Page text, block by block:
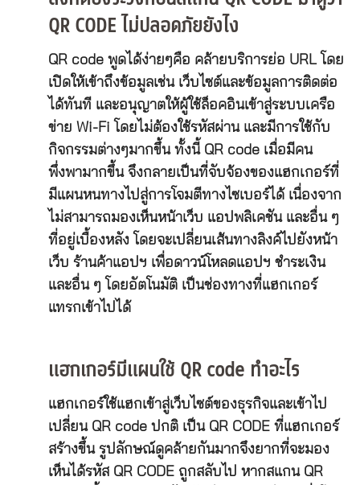
QR CODE ไม่ปลอดภัยยังไง
QR code พูดได้ง่ายๆคือ คล้ายบริการย่อ URL โดย
เปิดให้เข้าถึงข้อมูลเช่น เว็บไซต์และข้อมูลการติดต่อ
ได้ทันที และอนุญาตให้ผู้ใช้ล็อคอินเข้าสู่ระบบเครือ
ข่าย Wi-Fi โดยไม่ต้องใช้รหัสผ่าน และมีการใช้กับ
กิจกรรมต่างๆมากขึ้น ทั้งนี้ QR code เมื่อมีคน
พึ่งพามากขึ้น จึงกลายเป็นที่จับจ้องของแฮกเกอร์ที่
มีแผนหนทางไปสู่การโจมตีทางไซเบอร์ได้ เนื่องจาก
ไม่สามารถมองเห็นหน้าเว็บ แอปพลิเคชัน และอื่น ๆ
ที่อยู่เบื้องหลัง โดยจะเปลี่ยนเส้นทางลิงค์ไปยังหน้า
เว็บ ร้านค้าแอปฯ เพื่อดาวน์โหลดแอปฯ ชำระเงิน
และอื่น ๆ โดยอัตโนมัติ เป็นช่องทางที่แฮกเกอร์
แทรกเข้าไปได้
แฮกเกอร์มีแผนใช้ QR code ทำอะไร
แฮกเกอร์ใช้แฮกเข้าสู่เว็บไซต์ของธุรกิจและเข้าไป
เปลี่ยน QR code ปกติ เป็น QR CODE ที่แฮกเกอร์
สร้างขึ้น รูปลักษณ์ดูคล้ายกันมากจึงยากที่จะมอง
เห็นได้รหัส QR CODE ถูกสลับไป หากสแกน QR